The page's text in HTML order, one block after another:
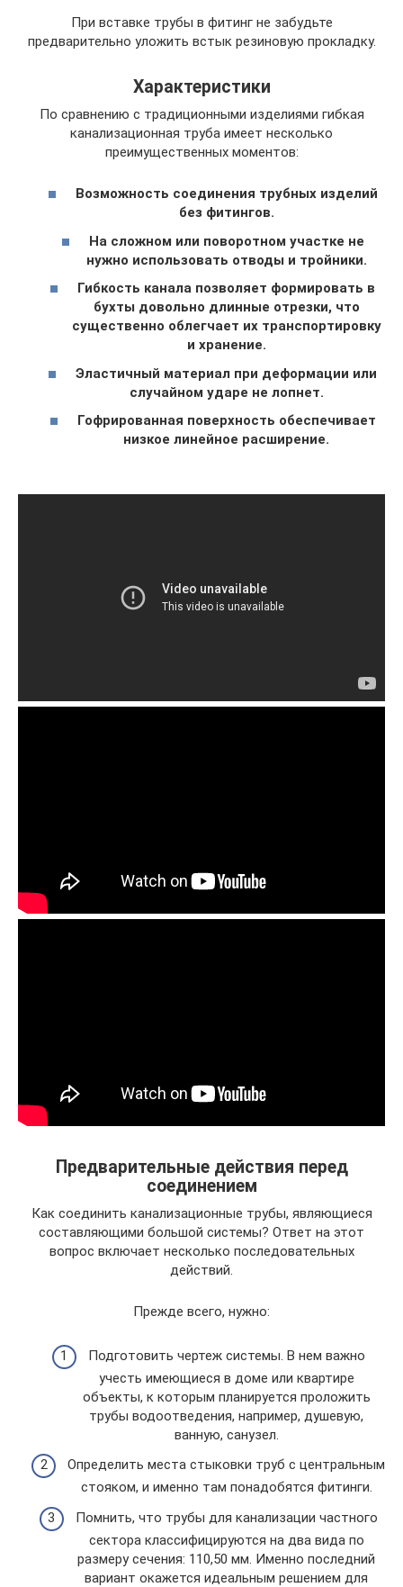
При вставке трубы в фитинг не забудьте
предварительно уложить встык резиновую прокладку.
Характеристики
По сравнению с традиционными изделиями гибкая
канализационная труба имеет несколько
преимущественных моментов:
Возможность соединения трубных изделий
без фитингов.
На сложном или поворотном участке не
нужно использовать отводы и тройники.
Гибкость канала позволяет формировать в
бухты довольно длинные отрезки, что
существенно облегчает их транспортировку
и хранение.
Эластичный материал при деформации или
случайном ударе не лопнет.
Гофрированная поверхность обеспечивает
низкое линейное расширение.
Предварительные действия перед
соединением
Как соединить канализационные трубы, являющиеся
составляющими большой системы? Ответ на этот
вопрос включает несколько последовательных
действий.
Прежде всего, нужно:
Подготовить чертеж системы. В нем важно
учесть имеющиеся в доме или квартире
объекты, к которым планируется проложить
трубы водоотведения, например, душевую,
ванную, санузел.
Определить места стыковки труб с центральным
стояком, и именно там понадобятся фитинги.
Помнить, что трубы для канализации частного
сектора классифицируются на два вида по
размеру сечения: 110,50 мм. Именно последний
вариант окажется идеальным решением для